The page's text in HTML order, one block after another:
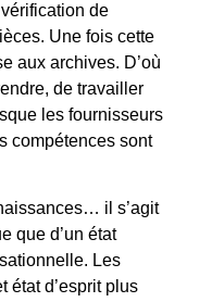
de
Une fois cette
aux archives. D’où
de travailler
les fournisseurs
compétences sont
il s’agit
que d’un état
Les
état d’esprit plus